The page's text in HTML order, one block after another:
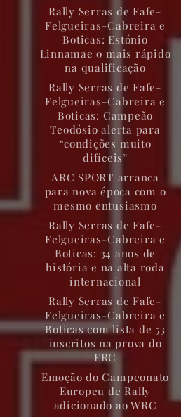
Rally Serras de Fafe-
Felgueiras-Cabreira e
Boticas: Estónio
Linnamae o mais rápido
na qualificação
Rally Serras de Fafe-
Felgueiras-Cabreira e
Boticas: Campeão
Teodósio alerta para
“condições muito
difíceis”
ARC SPORT arranca
para nova época com o
mesmo entusiasmo
Rally Serras de Fafe-
Felgueiras-Cabreira e
Boticas: 34 anos de
história e na alta roda
internacional
Rally Serras de Fafe-
Felgueiras-Cabreira e
Boticas com lista de 53
inscritos na prova do
ERC
Emoção do Campeonato
Europeu de Rally
adicionado ao WRC